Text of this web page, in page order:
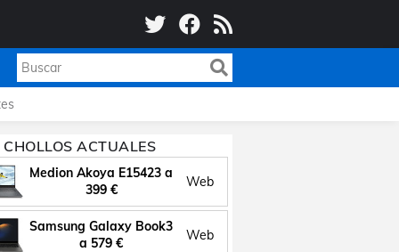
CHOLLOS ACTUALES
Medion Akoya E15423 a
399 €
Web
Samsung Galaxy Book3
a 579 €
Web